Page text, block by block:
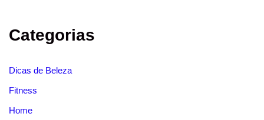
Categorias
Dicas de Beleza
Fitness
Home